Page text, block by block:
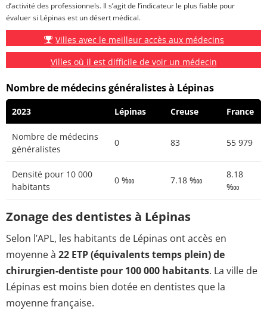
d’activité des professionnels. Il s’agit de l’indicateur le plus fiable pour
évaluer si Lépinas est un désert médical.
Villes avec le meilleur accès aux médecins
Villes où il est difficile de voir un médecin
Nombre de médecins généralistes à Lépinas
2023 Lépinas Creuse France
Nombre de médecins
généralistes
0 83 55 979
Densité pour 10 000
habitants
0 ‱ 7.18 ‱
8.18
‱
Zonage des dentistes à Lépinas
Selon l’APL, les habitants de Lépinas ont accès en
moyenne à 22 ETP (équivalents temps plein) de
chirurgien-dentiste pour 100 000 habitants. La ville de
Lépinas est moins bien dotée en dentistes que la
moyenne française.